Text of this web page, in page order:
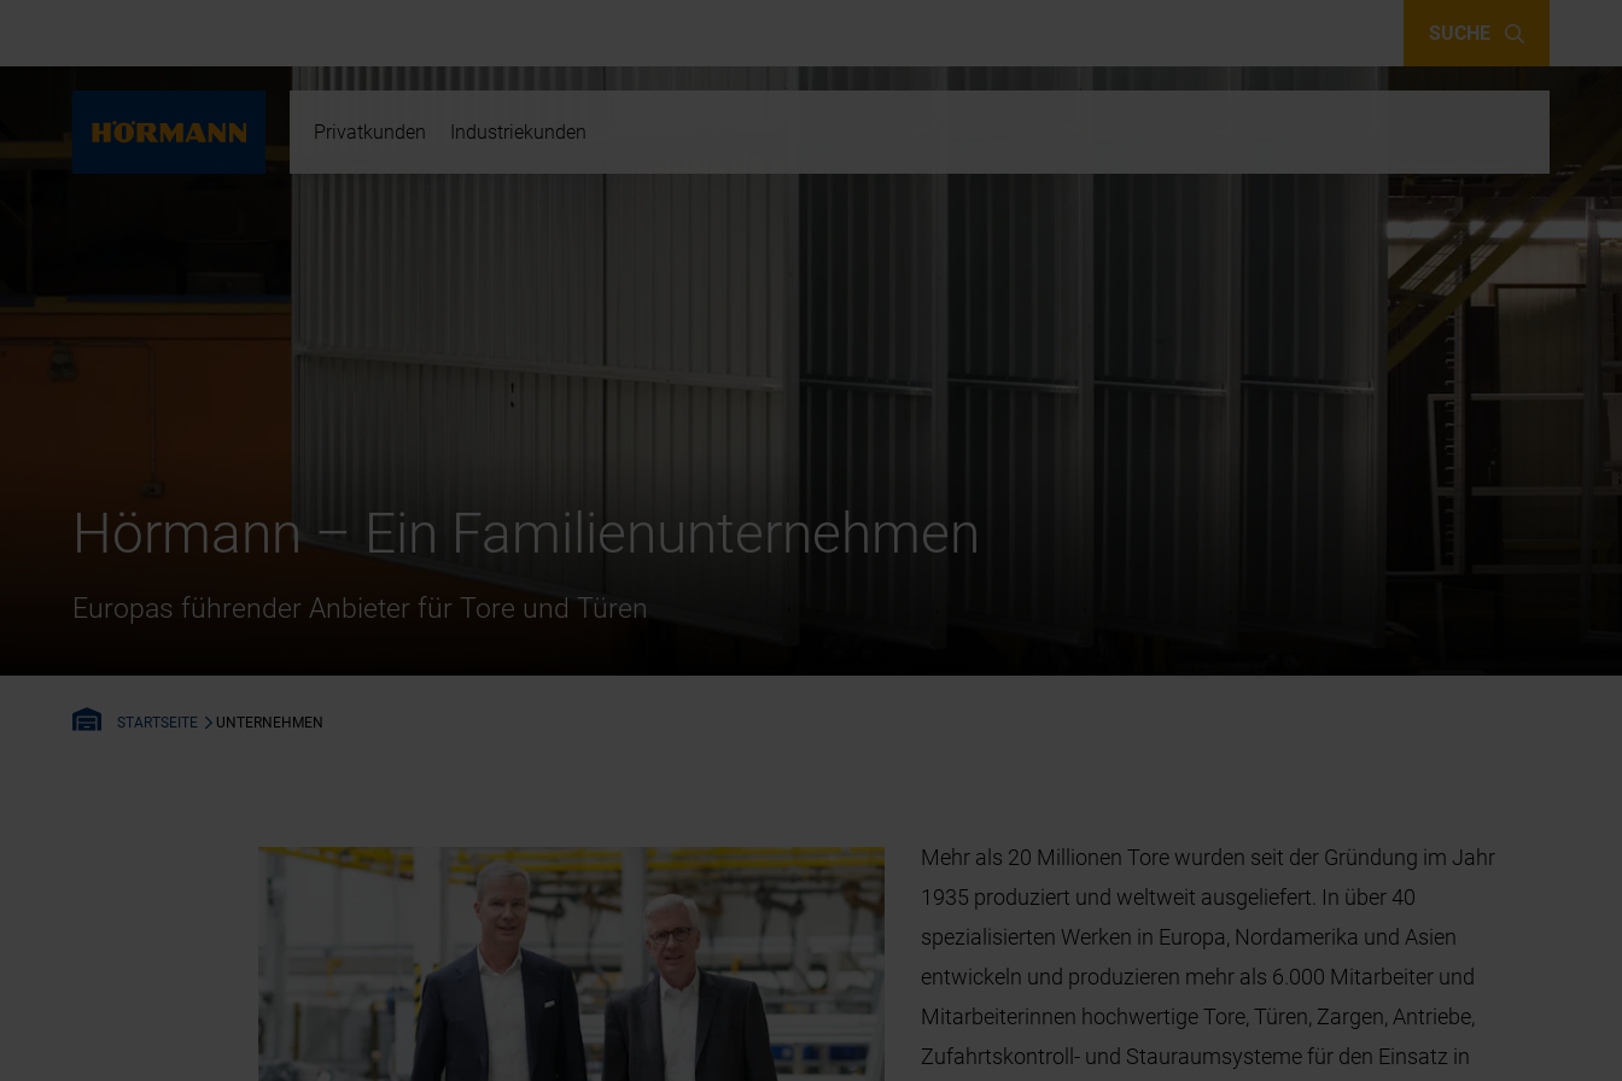
SUCHE
Privatkunden Industriekunden
Hörmann – Ein Familienunternehmen
Europas führender Anbieter für Tore und Türen
STARTSEITE UNTERNEHMEN
Mehr als 20 Millionen Tore wurden seit der Gründung im Jahr
1935 produziert und weltweit ausgeliefert. In über 40
spezialisierten Werken in Europa, Nordamerika und Asien
entwickeln und produzieren mehr als 6.000 Mitarbeiter und
Mitarbeiterinnen hochwertige Tore, Türen, Zargen, Antriebe,
Zufahrtskontroll- und Stauraumsysteme für den Einsatz in